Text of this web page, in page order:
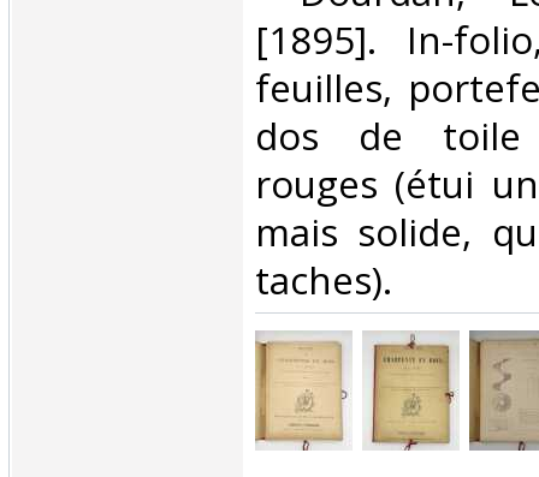
[1895]. In-
feuilles,
dos de toile
rouges (étui
mais solide,
taches). ‎